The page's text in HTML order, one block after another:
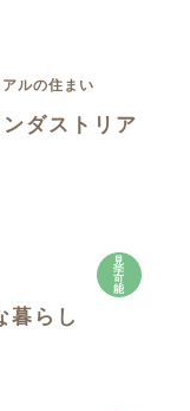
ダストリア
見
学
可
能
暮らし